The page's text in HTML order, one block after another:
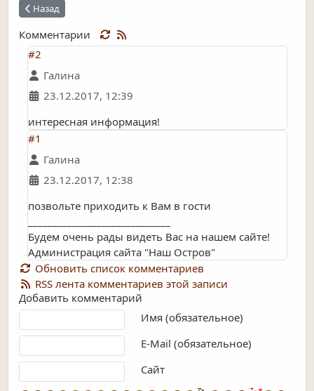
Предыдущий: В Курске снимается кино
Назад
Комментарии
#2
Галина
23.12.2017, 12:39
интересная информация!
#1
Галина
23.12.2017, 12:38
позвольте приходить к Вам в гости
Будем очень рады видеть Вас на нашем сайте!
Администрация сайта "Наш Остров"
Обновить список комментариев
RSS лента комментариев этой записи
Добавить комментарий
Имя (обязательное)
E-Mail (обязательное)
Сайт